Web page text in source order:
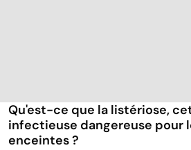
Qu'est-ce que la listériose,
infectieuse dangereuse pour
enceintes ?